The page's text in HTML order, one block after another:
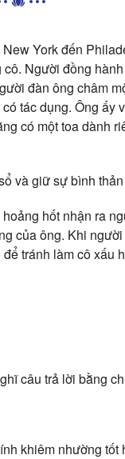
York đến
Người đồng
đàn ông châm
tác dụng. Ông ấy
có một toa dành
và giữ sự bình
hốt nhận ra
của ông. Khi
tránh làm cô xấu
câu trả lời bằng
khiêm nhường